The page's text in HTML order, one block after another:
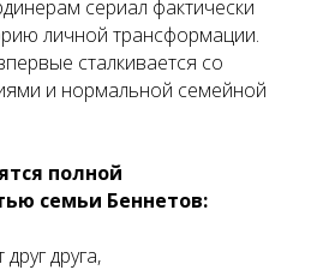
сериал фактически
личной трансформации.
сталкивается со
и нормальной семейной
полной
семьи Беннетов:
друга,